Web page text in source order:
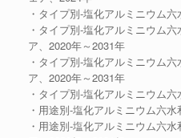
・タイプ別-塩化アルミニウム
・タイプ別-塩化アルミニウム
ア、2020年～2031年
・タイプ別-塩化アルミニウム
ア、2020年～2031年
・タイプ別-塩化アルミニウム
・用途別-塩化アルミニウム六
・用途別-塩化アルミニウム六